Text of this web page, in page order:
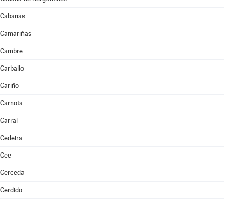
Cabanas
Camariñas
Cambre
Carballo
Cariño
Carnota
Carral
Cedeira
Cee
Cerceda
Cerdido